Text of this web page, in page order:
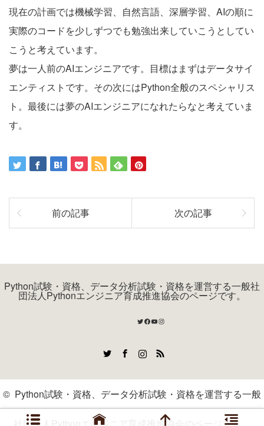
現在の計画では機械学習、自然言語、深層学習、AIの順に
実際のコードを少しずつでも勉強出来していこうとしてい
こうと考えています。
夢は一人前のAIエンジニアです。目標はまずはデータサイ
エンティストです。その次にはPython全般のスペシャリス
ト。最後には夢のAIエンジニアになれたらなと考えていま
す。
前の記事 次の記事
Python試験・資格、データ分析試験・資格を運営する一般社
団法人Pythonエンジニア育成推進協会のページです。
Twitter
Facebook
YouTube
Instagram
RSS
© Python試験・資格、データ分析試験・資格を運営する一般
社団法人Pythonエンジニア育成推進協会のページです。